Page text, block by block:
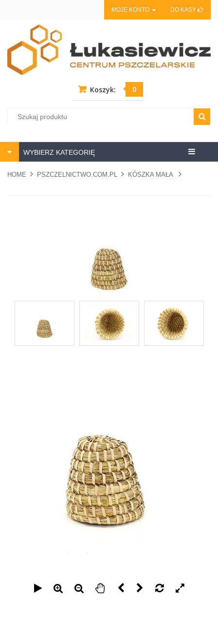
MOJE KONTO DO KASY
Koszyk: 0
Centrum
WYBIERZ KATEGORIĘ
HOME PSZCZELNICTWO.COM.PL KÓSZKA MAŁA